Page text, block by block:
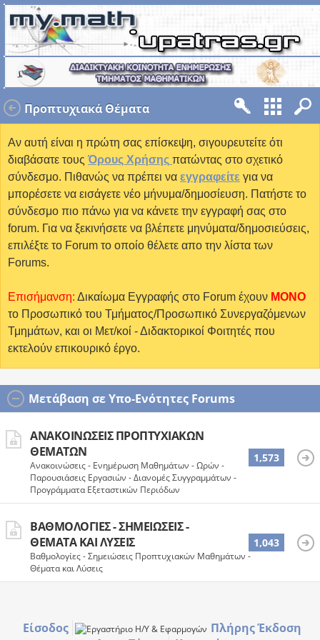
Προπτυχιακά Θέματα
Αν αυτή είναι η πρώτη σας επίσκεψη, σιγουρευτείτε ότι
διαβάσατε τους Όρους Χρήσης πατώντας στο σχετικό
σύνδεσμο. Πιθανώς να πρέπει να εγγραφείτε για να
μπορέσετε να εισάγετε νέο μήνυμα/δημοσίευση. Πατήστε το
σύνδεσμο πιο πάνω για να κάνετε την εγγραφή σας στο
forum. Για να ξεκινήσετε να βλέπετε μηνύματα/δημοσιεύσεις,
επιλέξτε το Forum το οποίο θέλετε απο την λίστα των
Forums.
Επισήμανση: Δικαίωμα Εγγραφής στο Forum έχουν MONO
το Προσωπικό του Τμήματος/Προσωπικό Συνεργαζόμενων
Τμημάτων, και οι Μετ/κοί - Διδακτορικοί Φοιτητές που
εκτελούν επικουρικό έργο.
Μετάβαση σε Υπο-Ενότητες Forums
ΑΝΑΚΟΙΝΏΣΕΙΣ ΠΡΟΠΤΥΧΙΑΚΏΝ
ΘΕΜΆΤΩΝ
Ανακοινώσεις - Ενημέρωση Μαθημάτων - Ωρών -
Παρουσιάσεις Εργασιών - Διανομές Συγγραμμάτων -
Προγράμματα Εξεταστικών Περιόδων
1,573
ΒΑΘΜΟΛΟΓΊΕΣ - ΣΗΜΕΙΏΣΕΙΣ -
ΘΈΜΑΤΑ ΚΑΙ ΛΎΣΕΙΣ
Βαθμολογίες - Σημειώσεις Προπτυχιακών Μαθημάτων -
Θέματα και Λύσεις
1,043
Είσοδος
Πλήρης Έκδοση